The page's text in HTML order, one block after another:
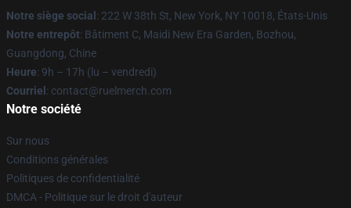
Notre siège social : 222 W 38th St, New York, NY 10018, États-Unis
Notre entrepôt: Bâtiment C, Maidi New Era Garden, Bozhou,
Guangdong, Chine
Heure: 9h – 17h (lu – vendredi)
Courriel : contact@ruelmerch.com
Notre société
Sur nous
Conditions générales
Politiques de confidentialité
DMCA - Politique sur le droit d'auteur